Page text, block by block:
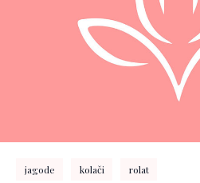
jagode kolači rolat